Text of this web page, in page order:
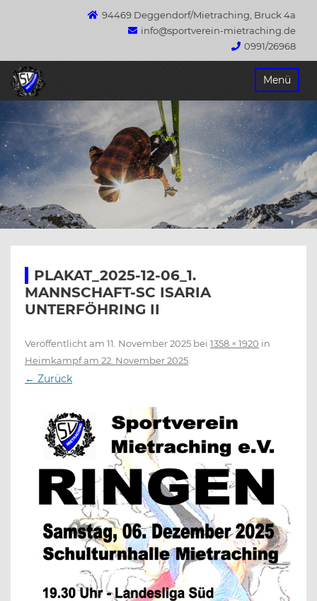
94469 Deggendorf/Mietraching, Bruck 4a
info@sportverein-mietraching.de
0991/26968
Menü
PLAKAT_2025-12-06_1.
MANNSCHAFT-SC ISARIA
UNTERFÖHRING II
Veröffentlicht am 11. November 2025 bei 1358 × 1920 in
Heimkampf am 22. November 2025
← Zurück